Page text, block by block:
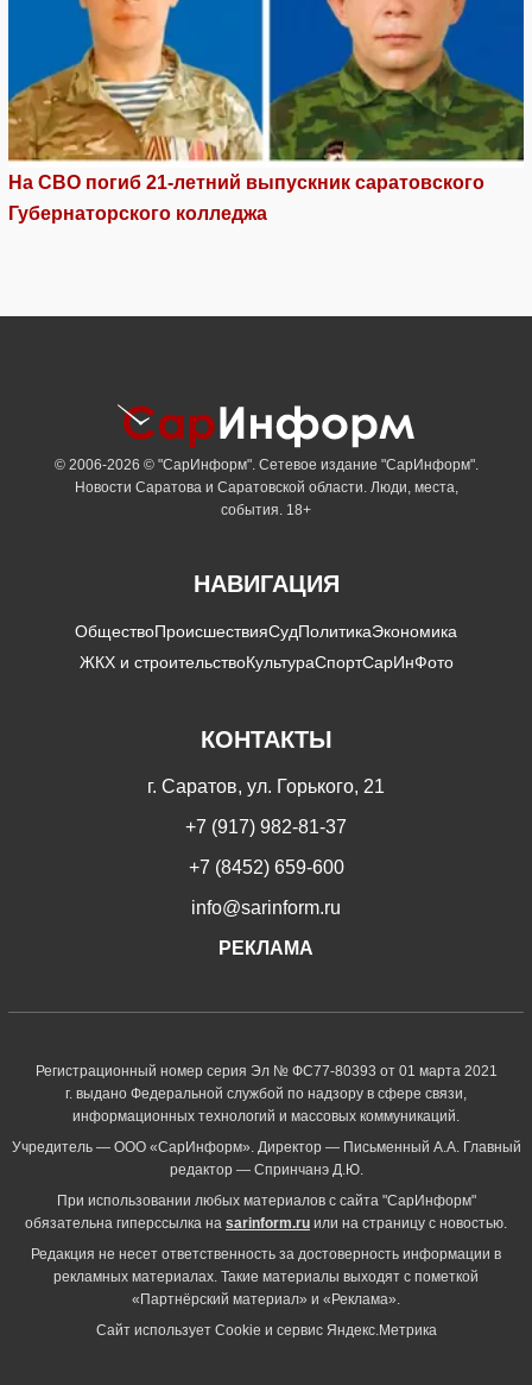
На СВО погиб 21-летний выпускник саратовского
Губернаторского колледжа
© 2006-2026 © "СарИнформ". Сетевое издание "СарИнформ".
Новости Саратова и Саратовской области. Люди, места,
события. 18+
НАВИГАЦИЯ
ОбществоПроисшествияСудПолитикаЭкономика
ЖКХ и строительствоКультураСпортСарИнФото
КОНТАКТЫ
г. Саратов, ул. Горького, 21
+7 (917) 982-81-37
+7 (8452) 659-600
info@sarinform.ru
РЕКЛАМА
Регистрационный номер серия Эл № ФС77-80393 от 01 марта 2021
г. выдано Федеральной службой по надзору в сфере связи,
информационных технологий и массовых коммуникаций.
Учредитель — ООО «СарИнформ». Директор — Письменный А.А. Главный
редактор — Спринчанэ Д.Ю.
При использовании любых материалов с сайта "СарИнформ"
обязательна гиперссылка на sarinform.ru или на страницу с новостью.
Редакция не несет ответственность за достоверность информации в
рекламных материалах. Такие материалы выходят с пометкой
«Партнёрский материал» и «Реклама».
Сайт использует Cookie и сервиc Яндекс.Метрика